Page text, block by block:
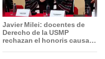
Javier Milei: docentes de
Derecho de la USMP
rechazan el honoris causa